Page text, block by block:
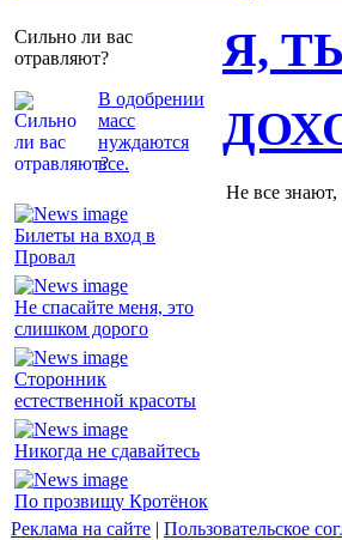
Сильно ли вас
отравляют?
В одобрении
масс
нуждаются
все.
Я,
Билеты на вход в
Провал
Не спасайте меня, это
слишком дорого
Сторонник
естественной красоты
Никогда не сдавайтесь
По прозвищу Кротёнок
Не все знают,
Реклама на сайте | Пользовательское